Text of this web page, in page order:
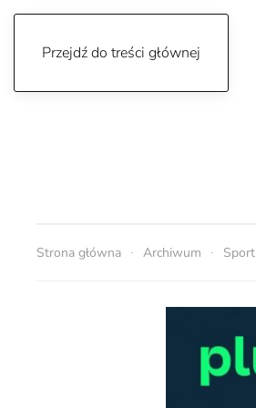
Przejdź do treści głównej
Strona główna Archiwum Sport